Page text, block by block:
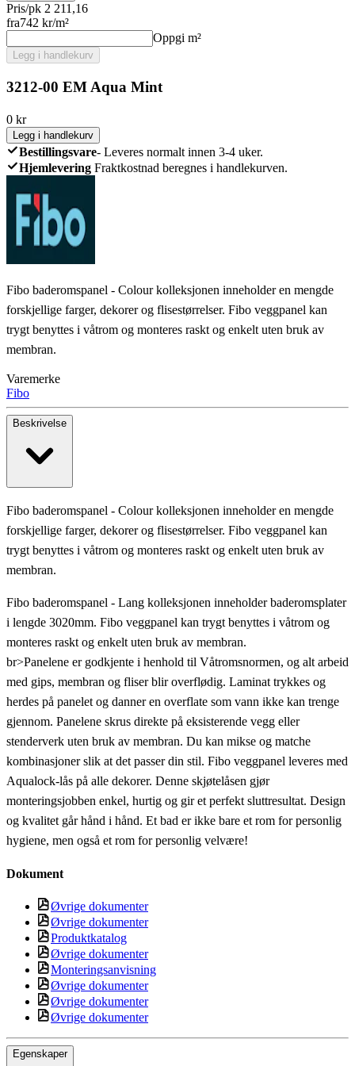
Pris/pk 2 211,16
fra742 kr/m²
Oppgi m²
Legg i handlekurv
3212-00 EM Aqua Mint
0 kr
Legg i handlekurv
Bestillingsvare- Leveres normalt innen 3-4 uker.
Hjemlevering Fraktkostnad beregnes i handlekurven.
Fibo baderomspanel - Colour kolleksjonen inneholder en mengde
forskjellige farger, dekorer og flisestørrelser. Fibo veggpanel kan
trygt benyttes i våtrom og monteres raskt og enkelt uten bruk av
membran.
Varemerke
Fibo
Beskrivelse
Fibo baderomspanel - Colour kolleksjonen inneholder en mengde
forskjellige farger, dekorer og flisestørrelser. Fibo veggpanel kan
trygt benyttes i våtrom og monteres raskt og enkelt uten bruk av
membran.
Fibo baderomspanel - Lang kolleksjonen inneholder baderomsplater
i lengde 3020mm. Fibo veggpanel kan trygt benyttes i våtrom og
monteres raskt og enkelt uten bruk av membran.
br>Panelene er godkjente i henhold til Våtromsnormen, og alt arbeid
med gips, membran og fliser blir overflødig. Laminat trykkes og
herdes på panelet og danner en overflate som vann ikke kan trenge
gjennom. Panelene skrus direkte på eksisterende vegg eller
stenderverk uten bruk av membran. Du kan mikse og matche
kombinasjoner slik at det passer din stil. Fibo veggpanel leveres med
Aqualock-lås på alle dekorer. Denne skjøtelåsen gjør
monteringsjobben enkel, hurtig og gir et perfekt sluttresultat. Design
og kvalitet går hånd i hånd. Et bad er ikke bare et rom for personlig
hygiene, men også et rom for personlig velvære!
Dokument
Øvrige dokumenter
Øvrige dokumenter
Produktkatalog
Øvrige dokumenter
Monteringsanvisning
Øvrige dokumenter
Øvrige dokumenter
Øvrige dokumenter
Egenskaper